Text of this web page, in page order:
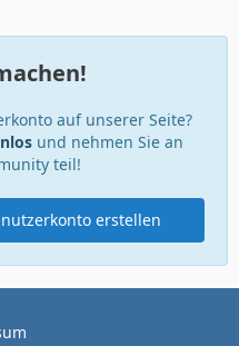
auf unserer Seite?
und nehmen Sie an
teil!
erstellen